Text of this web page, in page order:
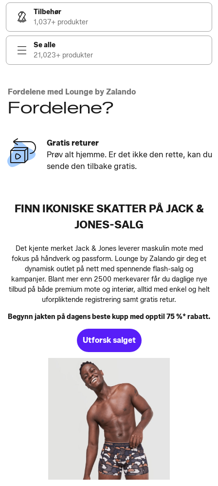
Tilbehør
1,037+ produkter
Se alle
21,023+ produkter
Fordelene med Lounge by Zalando
Fordelene?
Gratis returer
Prøv alt hjemme. Er det ikke den rette, kan du
sende den tilbake gratis.
FINN IKONISKE SKATTER PÅ JACK &
JONES-SALG
Det kjente merket Jack & Jones leverer maskulin mote med
fokus på håndverk og passform. Lounge by Zalando gir deg et
dynamisk outlet på nett med spennende flash-salg og
kampanjer. Blant mer enn 2500 merkevarer får du daglige nye
tilbud på både premium mote og interiør, alltid med enkel og helt
uforpliktende registrering samt gratis retur.
Begynn jakten på dagens beste kupp med opptil 75 %* rabatt.
Utforsk salget